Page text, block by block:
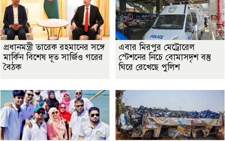
প্রধানমন্ত্রী তারেক রহমানের সঙ্গে
মার্কিন বিশেষ দূত সার্জিও গরের
বৈঠক
এবার মিরপুর মেট্রোরেল
স্টেশনের নিচে বোমাসদৃশ বস্তু
ঘিরে রেখেছে পুলিশ